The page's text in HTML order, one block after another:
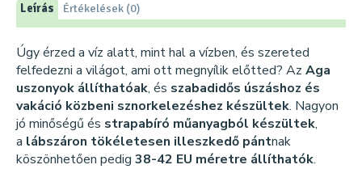
Leírás Értékelések (0)
Úgy érzed a víz alatt, mint hal a vízben, és szereted
felfedezni a világot, ami ott megnyílik előtted? Az Aga
uszonyok állíthatóak, és szabadidős úszáshoz és
vakáció közbeni sznorkelezéshez készültek. Nagyon
jó minőségű és strapabíró műanyagból készültek,
a lábszáron tökéletesen illeszkedő pántnak
köszönhetően pedig 38-42 EU méretre állíthatók.